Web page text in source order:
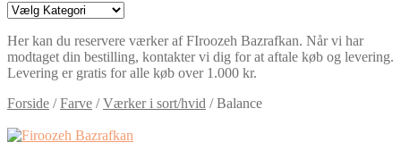
Varekategorier
Her kan du reservere værker af FIroozeh Bazrafkan. Når vi har
modtaget din bestilling, kontakter vi dig for at aftale køb og levering.
Levering er gratis for alle køb over 1.000 kr.
Forside /Farve /Værker i sort/hvid /Balance